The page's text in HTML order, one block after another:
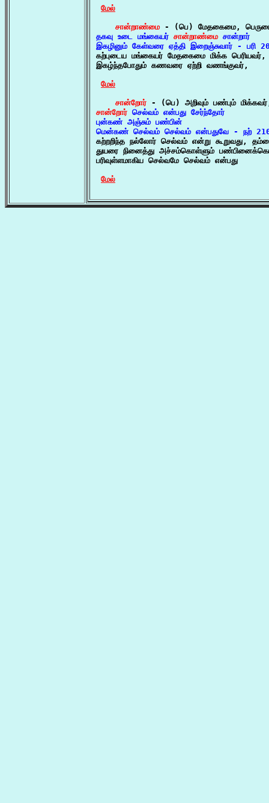
மேல்
சான்றாண்மை
தகவு உடை மங்கையர் சான்றாண்மை சான்றார்
இகழினும் கேள்வரை ஏத்தி இறைஞ்சுவார் - பரி
கற்புடைய மங்கையர் மேதகைமை மிக்க பெரியவர்,
இகழ்ந்தபோதும் கணவரை ஏற்றி வணங்குவர்,
மேல்
சான்றோர்
சான்றோர் செல்வம் என்பது சேர்ந்தோர்
புன்கண் அஞ்சும் பண்பின்
மென்கண் செல்வம் செல்வம் என்பதுவே - நற்
கற்றறிந்த நல்லோர் செல்வம் என்று கூறுவது,
துயரை நினைத்து அச்சம்கொள்ளும்
பரிவுள்ளமாகிய செல்வமே செல்வம் என்பது
மேல்